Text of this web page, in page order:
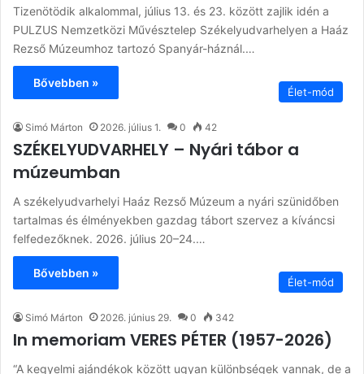
Tizenötödik alkalommal, július 13. és 23. között zajlik idén a
PULZUS Nemzetközi Művésztelep Székelyudvarhelyen a Haáz
Rezső Múzeumhoz tartozó Spanyár-háznál.…
Bővebben »
Élet-mód
Simó Márton 2026. július 1. 0 42
SZÉKELYUDVARHELY – Nyári tábor a
múzeumban
A székelyudvarhelyi Haáz Rezső Múzeum a nyári szünidőben
tartalmas és élményekben gazdag tábort szervez a kíváncsi
felfedezőknek. 2026. július 20–24.…
Bővebben »
Élet-mód
Simó Márton 2026. június 29. 0 342
In memoriam VERES PÉTER (1957-2026)
“A kegyelmi ajándékok között ugyan különbségek vannak, de a